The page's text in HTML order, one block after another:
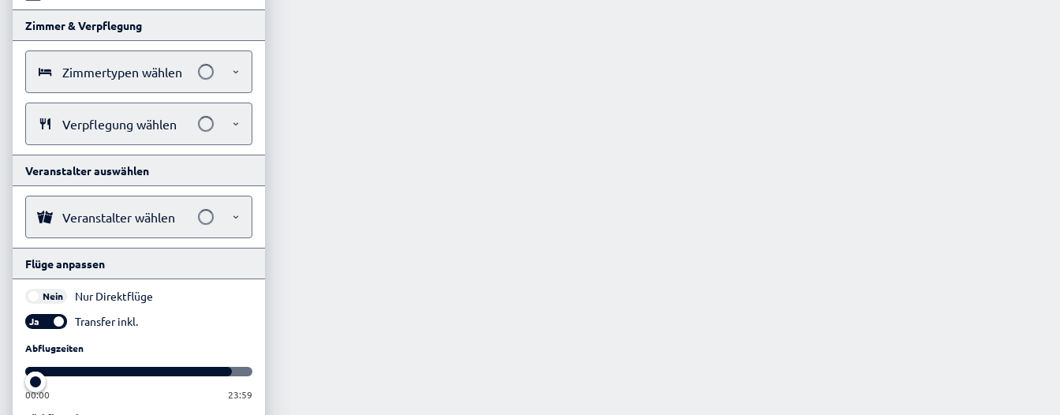
Zimmer & Verpflegung
Zimmertypen wählen
Verpflegung wählen
Veranstalter auswählen
Veranstalter wählen
Flüge anpassen
Nein Nur Direktflüge
Ja Transfer inkl.
Abflugzeiten
00:00
23:59